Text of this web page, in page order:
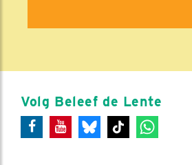
Volg Beleef de Lente